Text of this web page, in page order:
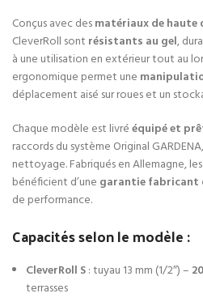
Conçus avec desmatériaux de haute
CleverRoll sont résistants au gel,
à une utilisation en extérieur tout au
ergonomique permet une
déplacement aisé sur roues et un
Chaque modèle est livrééquipé et
raccords du système Original
nettoyage. Fabriqués en Allemagne,
bénéficient d’une garantie fabricant
de performance.
Capacités selon le modèle :
CleverRoll S: tuyau 13 mm (1/2″) –
terrasses